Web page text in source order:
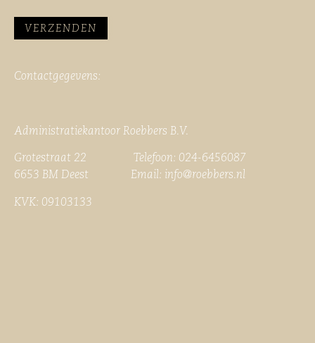
Contactgegevens:
Administratiekantoor Roebbers B.V.
Grotestraat 22 Telefoon: 024-6456087
6653 BM Deest Email: info@roebbers.nl
KVK: 09103133